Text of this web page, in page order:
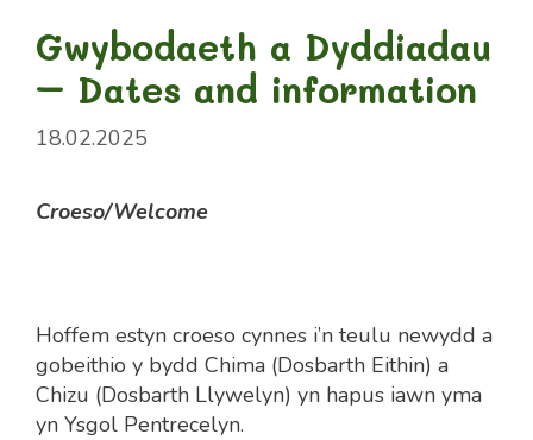
Gwybodaeth a Dyddiadau
– Dates and information
18.02.2025
Croeso/Welcome
Hoffem estyn croeso cynnes i’n teulu newydd a
gobeithio y bydd Chima (Dosbarth Eithin) a
Chizu (Dosbarth Llywelyn) yn hapus iawn yma
yn Ysgol Pentrecelyn.